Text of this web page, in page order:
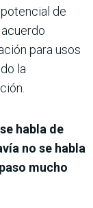
de
para usos
la
habla de
no se habla
mucho